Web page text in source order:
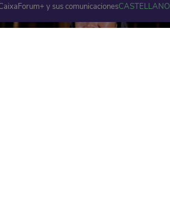
y sus comunicacionesCASTELLANO